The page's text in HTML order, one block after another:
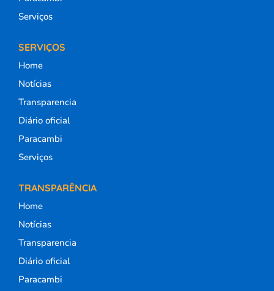
Serviços
SERVIÇOS
Home
Notícias
Transparencia
Diário oficial
Paracambi
Serviços
TRANSPARÊNCIA
Home
Notícias
Transparencia
Diário oficial
Paracambi